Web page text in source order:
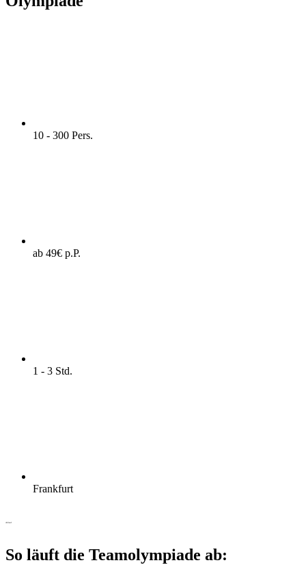
10 - 300 Pers.
ab 49€ p.P.
1 - 3 Std.
Frankfurt
Ablauf
So läuft die Teamolympiade ab: